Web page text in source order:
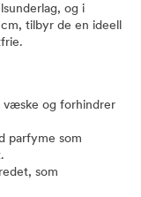
og i
tilbyr de en ideell
væske og forhindrer
parfyme som
som